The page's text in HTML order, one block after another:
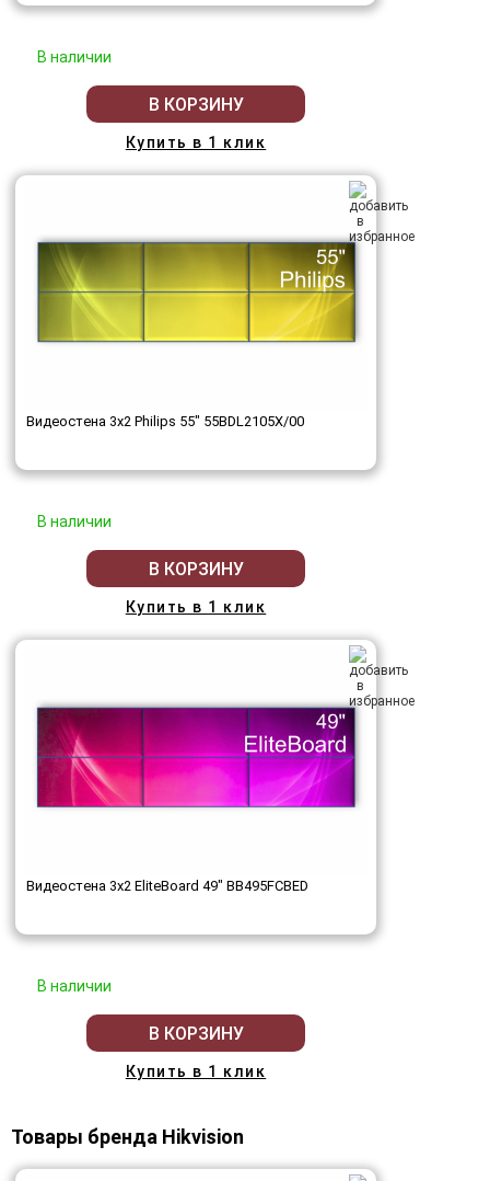
В наличии
В КОРЗИНУ
Купить в 1 клик
Видеостена 3x2 Philips 55" 55BDL2105X/00
В наличии
В КОРЗИНУ
Купить в 1 клик
Видеостена 3x2 EliteBoard 49" BB495FCBED
В наличии
В КОРЗИНУ
Купить в 1 клик
Товары бренда Hikvision